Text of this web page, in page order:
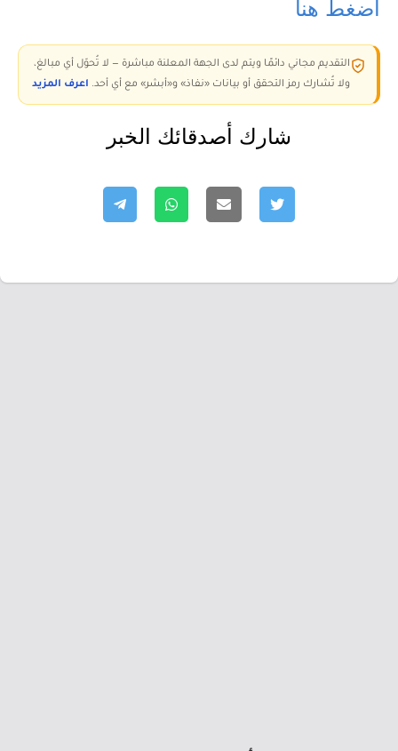
اضغط هنا
التقديم مجاني دائمًا ويتم لدى الجهة المعلنة مباشرة — لا تُحوّل أي مبالغ،
ولا تُشارك رمز التحقق أو بيانات «نفاذ» و«أبشر» مع أي أحد. اعرف المزيد
شارك أصدقائك الخبر